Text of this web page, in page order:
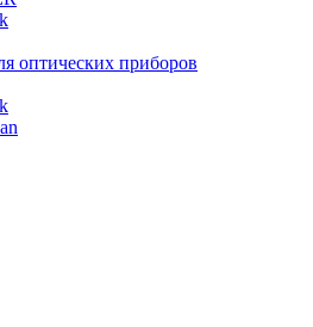
оптических приборов